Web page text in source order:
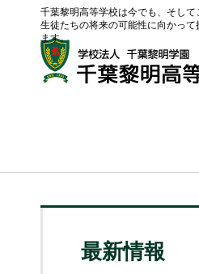
千葉黎明高等学校は今でも、そして
生徒たちの将来の可能性に向かって
ます。
最新情報